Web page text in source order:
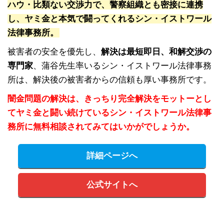
ハウ・比類ない交渉力で、警察組織とも密接に連携
し、ヤミ金と本気で闘ってくれるシン・イストワール
法律事務所。
被害者の安全を優先し、 解決は最短即日、和解交渉の
専門家、蒲谷先生率いるシン・イストワール法律事務
所は、解決後の被害者からの信頼も厚い事務所です。
闇金問題の解決は、きっちり完全解決をモットーとし
てヤミ金と闘い続けているシン・イストワール法律事
務所に無料相談されてみてはいかがでしょうか。
詳細ページへ
公式サイトへ